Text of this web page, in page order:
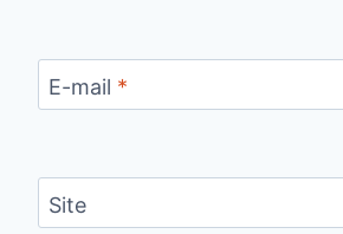
E-mail *
Site